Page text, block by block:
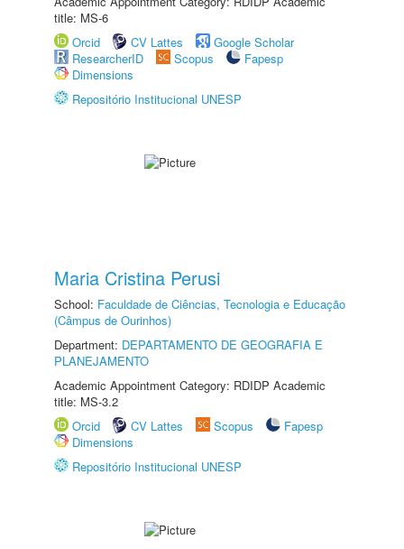
title: MS-6
Orcid
CV Lattes
Google Scholar
ResearcherID
Scopus
Fapesp
Dimensions
Repositório Institucional UNESP
Maria Cristina Perusi
School: Faculdade de Ciências, Tecnologia e Educação
(Câmpus de Ourinhos)
Department: DEPARTAMENTO DE GEOGRAFIA E
PLANEJAMENTO
Academic Appointment Category: RDIDP Academic
title: MS-3.2
Orcid
CV Lattes Scopus
Fapesp
Dimensions
Repositório Institucional UNESP